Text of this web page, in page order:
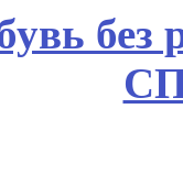
без